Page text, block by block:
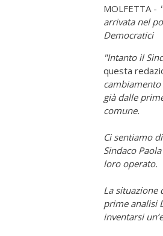
MOLFETTA -
arrivata nel
Democratici
"Intanto il
questa
già dalle
comune.
Ci sentiamo
Sindaco
loro operato.
La situazione
prime analisi
inventarsi